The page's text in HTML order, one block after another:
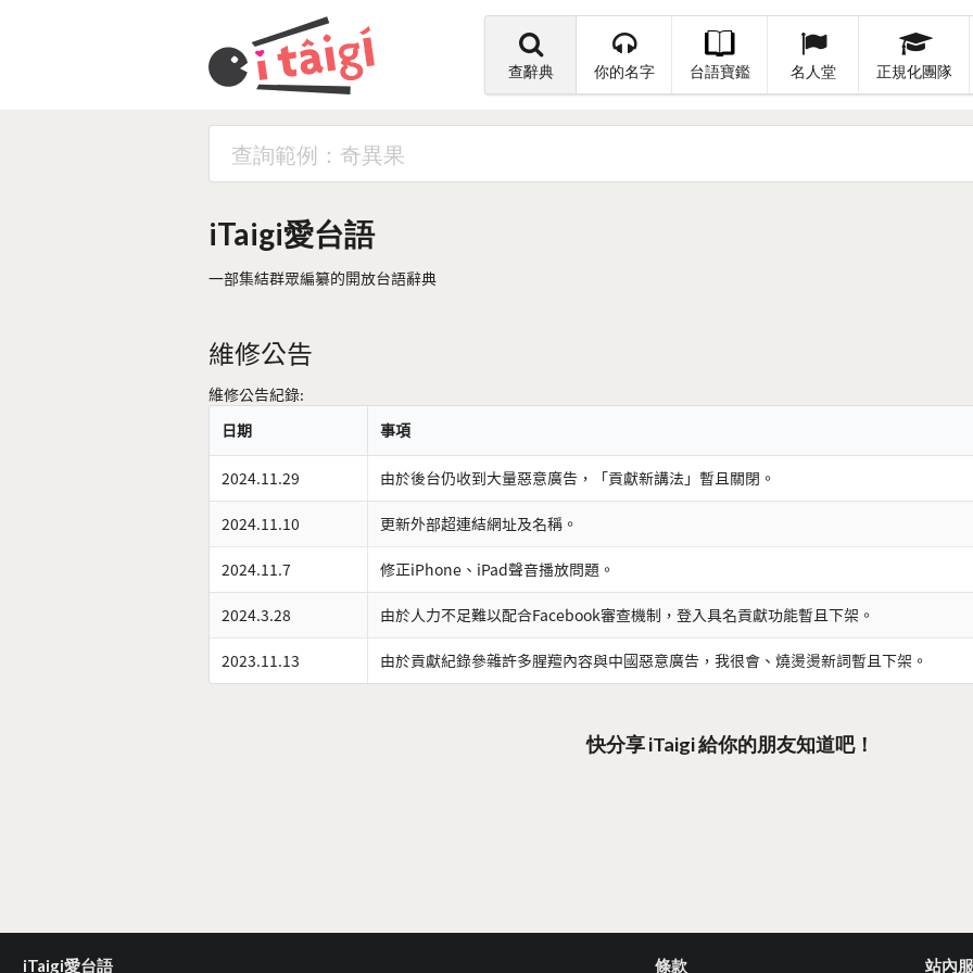
查辭典 你的名字 台語寶鑑 名人堂 正規化團隊
iTaigi愛台語
一部集結群眾編纂的開放台語辭典
維修公告
維修公告紀錄:
日期
事項
2024.11.29 由於後台仍收到大量惡意廣告，「貢獻新講法」暫且關閉。
2024.11.10 更新外部超連結網址及名稱。
2024.11.7 修正iPhone、iPad聲音播放問題。
2024.3.28 由於人力不足難以配合Facebook審查機制，登入具名貢獻功能暫且下架。
2023.11.13 由於貢獻紀錄參雜許多腥羶內容與中國惡意廣告，我很會、燒燙燙新詞暫且下架。
快分享 iTaigi 給你的朋友知道吧！
iTaigi愛台語 條款 站內